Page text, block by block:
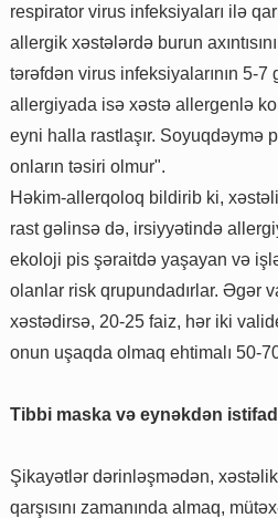
respirator virus infeksiyaları ilə
allergik xəstələrdə burun
tərəfdən virus infeksiyalarının 5-
allergiyada isə xəstə allergenlə
eyni halla rastlaşır. Soyuqdəymə
onların təsiri olmur".
Həkim-allerqoloq bildirib ki,
rast gəlinsə də, irsiyyətində
ekoloji pis şəraitdə yaşayan və
olanlar risk qrupundadırlar. Əgər
xəstədirsə, 20-25 faiz, hər iki
onun uşaqda olmaq ehtimalı 50-
Tibbi maska və eynəkdən
Şikayətlər dərinləşmədən,
qarşısını zamanında almaq,